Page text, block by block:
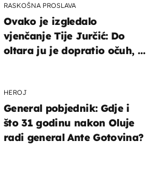
RASKOŠNA PROSLAVA
Ovako je izgledalo
vjenčanje Tije Jurčić: Do
oltara ju je dopratio očuh, a
HEROJ
General pobjednik: Gdje i
što 31 godinu nakon Oluje
radi general Ante Gotovina?